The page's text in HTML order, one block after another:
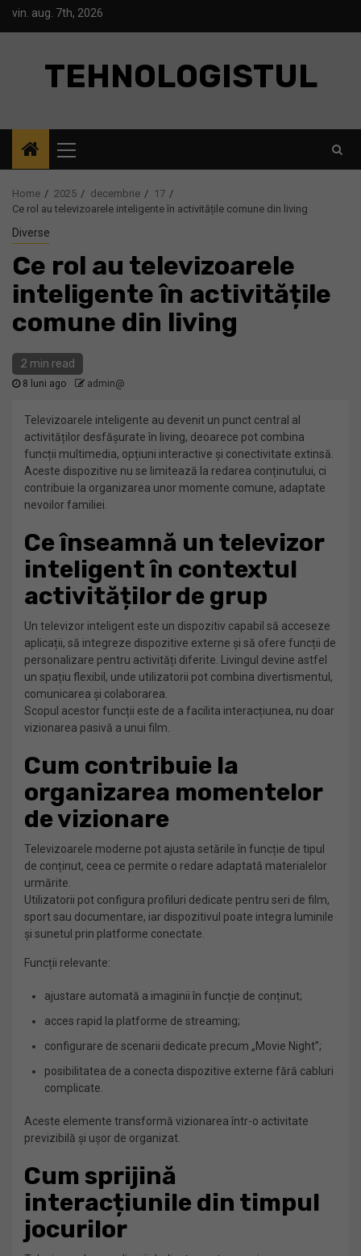
Skipvin. aug. 7th, 2026
TEHNOLOGISTUL
Menu
Home 2025 decembrie
17
Ce rol au televizoarele inteligente în activitățile comune din living
Diverse
Ce rol au televizoarele
inteligente în activitățile
comune din living
2 min read
8 luni ago admin@
Televizoarele inteligente au devenit un punct central al
activităților desfășurate în living, deoarece pot combina
funcții multimedia, opțiuni interactive și conectivitate extinsă.
Aceste dispozitive nu se limitează la redarea conținutului, ci
contribuie la organizarea unor momente comune, adaptate
nevoilor familiei.
Ce înseamnă un televizor
inteligent în contextul
activităților de grup
Un televizor inteligent este un dispozitiv capabil să acceseze
aplicații, să integreze dispozitive externe și să ofere funcții de
personalizare pentru activități diferite. Livingul devine astfel
un spațiu flexibil, unde utilizatorii pot combina divertismentul,
comunicarea și colaborarea.
Scopul acestor funcții este de a facilita interacțiunea, nu doar
vizionarea pasivă a unui film.
Cum contribuie la
organizarea momentelor
de vizionare
Televizoarele moderne pot ajusta setările în funcție de tipul
de conținut, ceea ce permite o redare adaptată materialelor
urmărite.
Utilizatorii pot configura profiluri dedicate pentru seri de film,
sport sau documentare, iar dispozitivul poate integra luminile
și sunetul prin platforme conectate.
Funcții relevante:
ajustare automată a imaginii în funcție de conținut;
acces rapid la platforme de streaming;
configurare de scenarii dedicate precum „Movie Night”;
posibilitatea de a conecta dispozitive externe fără cabluri
complicate.
Aceste elemente transformă vizionarea într-o activitate
previzibilă și ușor de organizat.
Cum sprijină
interacțiunile din timpul
jocurilor